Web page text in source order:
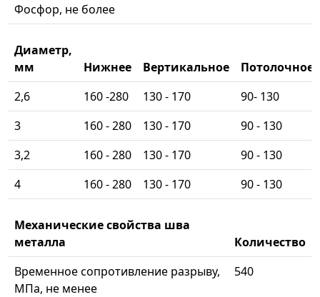
Фосфор, не более
Диаметр,
мм
Нижнее Вертикальное
Потолочное
2,6
160 -280 130 - 170
90- 130
3
160 - 280 130 - 170
90 - 130
3,2
160 - 280 130 - 170
90 - 130
4
160 - 280 130 - 170 90 - 130
Механические свойства шва
металла
Количество
Временное сопротивление разрыву,
МПа, не менее
540